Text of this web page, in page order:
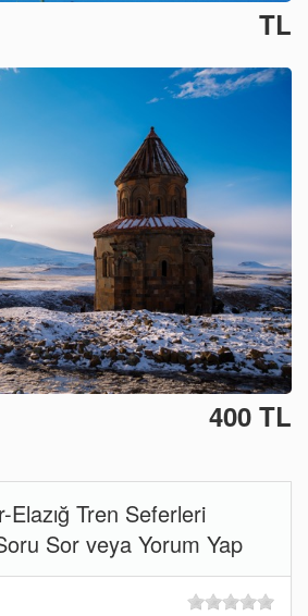
TL
400 TL
Elazığ Tren Seferleri
Sor veya Yorum Yap